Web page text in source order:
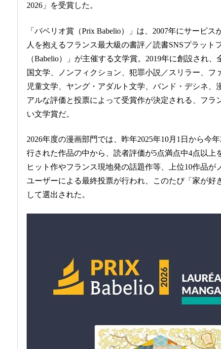
2026」を受賞した。
「バベリオ賞（Prix Babelio）」は、2007年にサービ
人を抱えるフランス最大級の書評／読書SNSプラット
（Babelio）」が主催する文学賞。2019年に創設され
国文学、ノンフィクション、犯罪小説／スリラー、フ
児童文学、ヤング・アダルト文学、バンド・デシネ、
アルな評価と投票によって受賞作が決定される、フラ
い文学賞だ。
2026年度の漫画部門では、昨年2025年10月1日から今
行された作品の中から、読者評価が5点満点中4点以上
ヒット作やフランス現地発の話題作等、上位10作品が
ユーザーによる最終投票が行われ、このたび「家が好
して選出された。